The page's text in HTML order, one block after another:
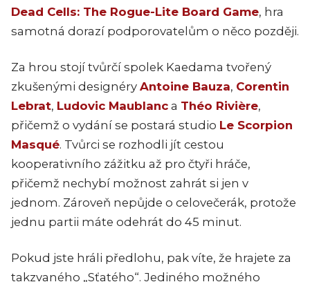
Dead Cells: The Rogue-Lite Board Game, hra
samotná dorazí podporovatelům o něco později.
Za hrou stojí tvůrčí spolek Kaedama tvořený
zkušenými designéry Antoine Bauza, Corentin
Lebrat, Ludovic Maublanc a Théo Rivière,
přičemž o vydání se postará studio Le Scorpion
Masqué. Tvůrci se rozhodli jít cestou
kooperativního zážitku až pro čtyři hráče,
přičemž nechybí možnost zahrát si jen v
jednom. Zároveň nepůjde o celovečerák, protože
jednu partii máte odehrát do 45 minut.
Pokud jste hráli předlohu, pak víte, že hrajete za
takzvaného „Sťatého“. Jediného možného